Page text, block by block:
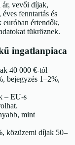
ár, vevői díjak,
fenntartás és
értendők,
tükröznek.
ingatlanpiaca
40 000 €-tól
bejegyzés 1–2%,
– EU-s
mint
közüzemi díjak 50–